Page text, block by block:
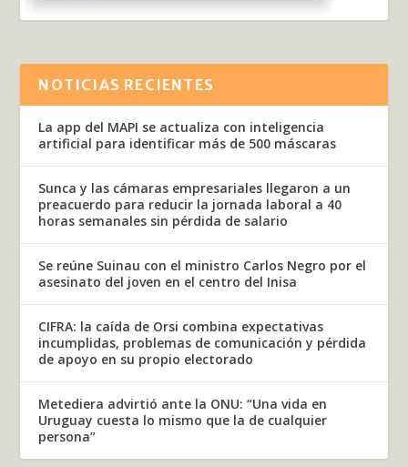
NOTICIAS RECIENTES
La app del MAPI se actualiza con inteligencia
artificial para identificar más de 500 máscaras
Sunca y las cámaras empresariales llegaron a un
preacuerdo para reducir la jornada laboral a 40
horas semanales sin pérdida de salario
Se reúne Suinau con el ministro Carlos Negro por el
asesinato del joven en el centro del Inisa
CIFRA: la caída de Orsi combina expectativas
incumplidas, problemas de comunicación y pérdida
de apoyo en su propio electorado
Metediera advirtió ante la ONU: “Una vida en
Uruguay cuesta lo mismo que la de cualquier
persona”